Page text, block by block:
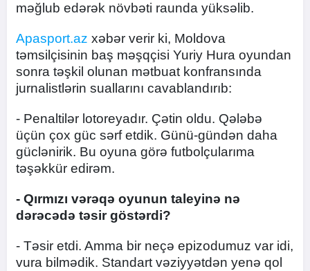
məğlub edərək növbəti raunda yüksəlib.
Apasport.az xəbər verir ki, Moldova
təmsilçisinin baş məşqçisi Yuriy Hura oyundan
sonra təşkil olunan mətbuat konfransında
jurnalistlərin suallarını cavablandırıb:
- Penaltilər lotoreyadır. Çətin oldu. Qələbə
üçün çox güc sərf etdik. Günü-gündən daha
güclənirik. Bu oyuna görə futbolçularıma
təşəkkür edirəm.
- Qırmızı vərəqə oyunun taleyinə nə
dərəcədə təsir göstərdi?
- Təsir etdi. Amma bir neçə epizodumuz var idi,
vura bilmədik. Standart vəziyyətdən yenə qol